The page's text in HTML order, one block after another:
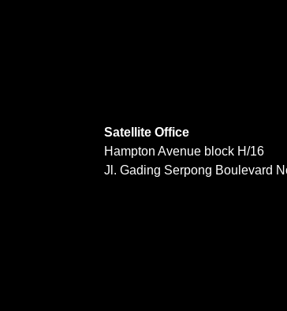
Satellite Office
Hampton Avenue block H/16
Jl. Gading Serpong Boulevard